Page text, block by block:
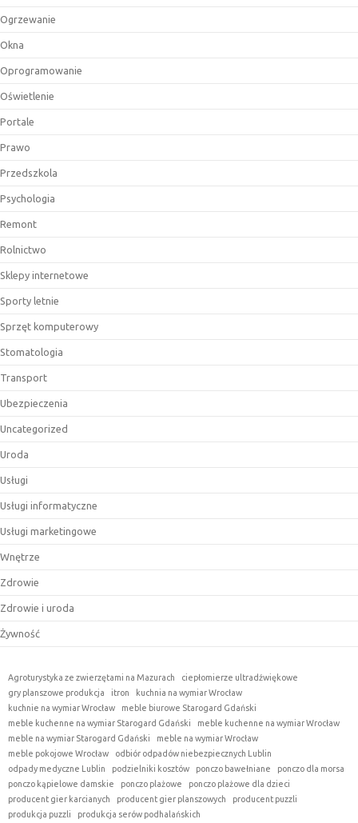
Ogrzewanie
Okna
Oprogramowanie
Oświetlenie
Portale
Prawo
Przedszkola
Psychologia
Remont
Rolnictwo
Sklepy internetowe
Sporty letnie
Sprzęt komputerowy
Stomatologia
Transport
Ubezpieczenia
Uncategorized
Uroda
Usługi
Usługi informatyczne
Usługi marketingowe
Wnętrze
Zdrowie
Zdrowie i uroda
Żywność
Agroturystyka ze zwierzętami na Mazurach
ciepłomierze ultradźwiękowe
gry planszowe produkcja
itron
kuchnia na wymiar Wrocław
kuchnie na wymiar Wrocław
meble biurowe Starogard Gdański
meble kuchenne na wymiar Starogard Gdański
meble kuchenne na wymiar Wrocław
meble na wymiar Starogard Gdański
meble na wymiar Wrocław
meble pokojowe Wrocław
odbiór odpadów niebezpiecznych Lublin
odpady medyczne Lublin
podzielniki kosztów ponczo bawełniane
ponczo dla morsa
ponczo kąpielowe damskie
ponczo plażowe
ponczo plażowe dla dzieci
producent gier karcianych
producent gier planszowych
producent puzzli
produkcja puzzli
produkcja serów podhalańskich